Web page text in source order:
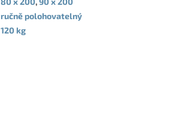
ručně polohovatelný
120 kg